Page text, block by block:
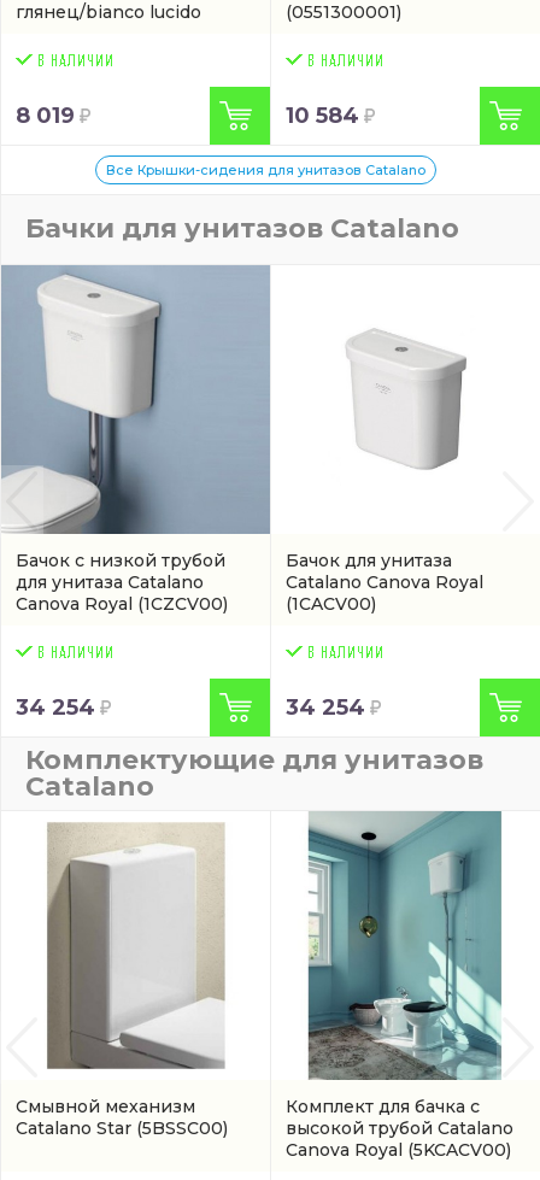
глянец/bianco lucido
8 019
(0551300001)
10 584
Все Крышки-сидения для унитазов Catalano
Бачки для унитазов Catalano
Бачок с низкой трубой
для унитаза Catalano
Canova Royal (1CZCV00)
34 254
Бачок для унитаза
Catalano Canova Royal
(1CACV00)
34 254
Комплектующие для унитазов
Catalano
Смывной механизм
Catalano Star (5BSSC00)
Комплект для бачка с
высокой трубой Catalano
Canova Royal (5KCACV00)